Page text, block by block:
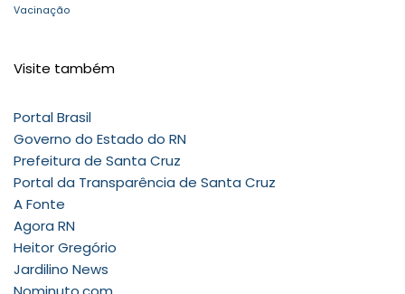
Vacinação
Visite também
Portal Brasil
Governo do Estado do RN
Prefeitura de Santa Cruz
Portal da Transparência de Santa Cruz
A Fonte
Agora RN
Heitor Gregório
Jardilino News